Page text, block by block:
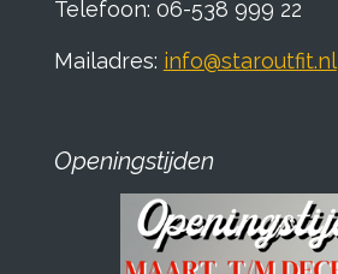
Telefoon: 06-538 999 22
Mailadres: info@staroutfit.nl
Openingstijden